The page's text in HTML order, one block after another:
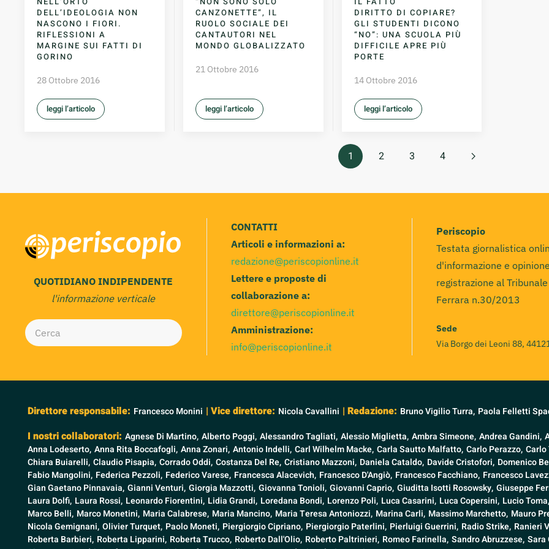
DELL’IDEOLOGIA NON
NASCONO I FIORI.
RIFLESSIONI A
MARGINE SUI FATTI DI
GORINO
28 Ottobre 2016
leggi l’articolo
CANZONETTE”, IL
RUOLO SOCIALE DEI
CANTAUTORI NEL
MONDO GLOBALIZZATO
21 Ottobre 2016
leggi l’articolo
DIRITTO DI COPIARE?
GLI STUDENTI DICONO
“NO”: UNA SCUOLA PIÙ
DIFFICILE APRE PIÙ
PORTE
14 Ottobre 2016
leggi l’articolo
1 2 3 4
QUOTIDIANO INDIPENDENTE
l'informazione verticale
CONTATTI
Articoli e informazioni a:
redazione@periscopionline.it
Lettere e proposte di
collaborazione a:
direttore@periscopionline.it
Amministrazione:
info@periscopionline.it
Periscopio
Testata giornalistica
d'informazione e
registrazione al
Ferrara n.30/2013
Sede
Via Borgo dei Leoni 88,
Direttore responsabile: Francesco Monini | Vice direttore: Nicola Cavallini | Redazione: Bruno Vigilio Turra, Paola Felletti
I nostri collaboratori: Agnese Di Martino, Alberto Poggi, Alessandro Tagliati, Alessio Miglietta, Ambra Simeone, Andrea Gandini,
Anna Lodeserto, Anna Rita Boccafogli, Anna Zonari, Antonio Indelli, Carl Wilhelm Macke, Carla Sautto Malfatto, Carlo Perazzo, Carlo
Chiara Buiarelli, Claudio Pisapia, Corrado Oddi, Costanza Del Re, Cristiano Mazzoni, Daniela Cataldo, Davide Cristofori, Domenico
Fabio Mangolini, Federica Pezzoli, Federico Varese, Francesca Alacevich, Francesco D'Angiò, Francesco Facchiano, Francesco
Gian Gaetano Pinnavaia, Gianni Venturi, Giorgia Mazzotti, Giovanna Tonioli, Giovanni Caprio, Giuditta Isotti Rosowsky, Giuseppe
Laura Dolfi, Laura Rossi, Leonardo Fiorentini, Lidia Grandi, Loredana Bondi, Lorenzo Poli, Luca Casarini, Luca Copersini, Lucio Toma,
Marco Belli, Marco Monetini, Maria Calabrese, Maria Mancino, Maria Teresa Antoniozzi, Marina Carli, Massimo Marchetto, Mauro
Nicola Gemignani, Olivier Turquet, Paolo Moneti, Piergiorgio Cipriano, Piergiorgio Paterlini, Pierluigi Guerrini, Radio Strike, Ranieri
Roberta Barbieri, Roberta Lipparini, Roberta Trucco, Roberto Dall'Olio, Roberto Paltrinieri, Romeo Farinella, Sandro Abruzzese, Sara